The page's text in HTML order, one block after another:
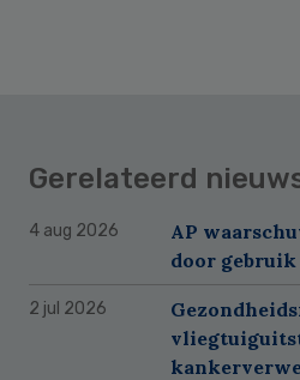
Gerelateerd
4 aug 2026
AP
door
2 jul 2026